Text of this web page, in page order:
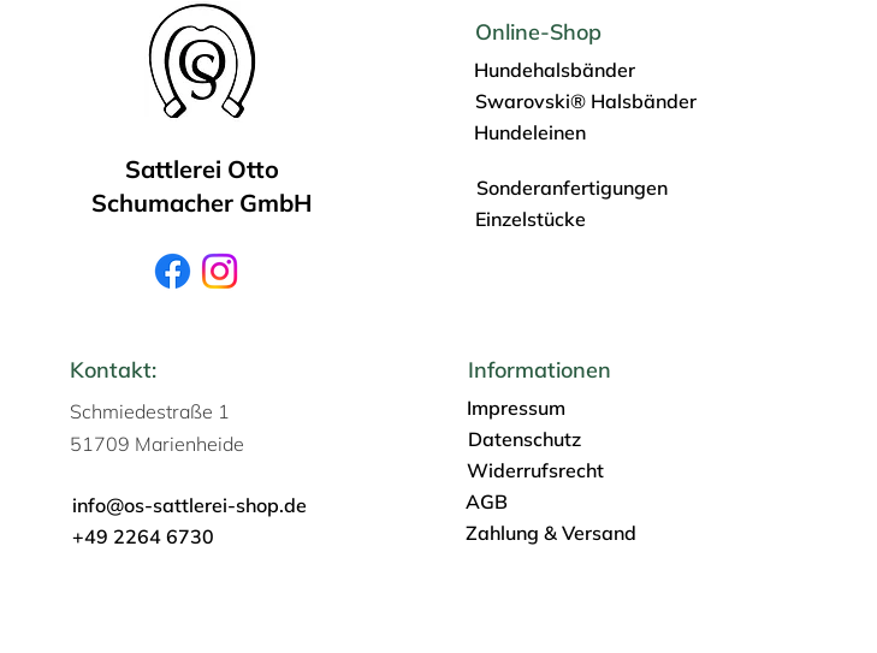
Sattlerei Otto
Schumacher GmbH
Online-Shop
Hundehalsbänder
Swarovski® Halsbänder
Hundeleinen
Sonderanfertigungen
Einzelstücke
Kontakt:
Schmiedestraße 1
51709 Marienheide
info@os-sattlerei-shop.de
+49 2264 6730
Informationen
Impressum
Datenschutz
Widerrufsrecht
AGB
Zahlung & Versand